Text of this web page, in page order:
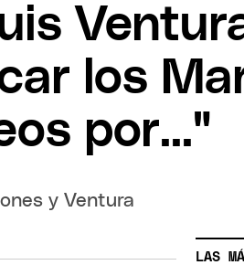
los
por..."
y Ventura
LAS